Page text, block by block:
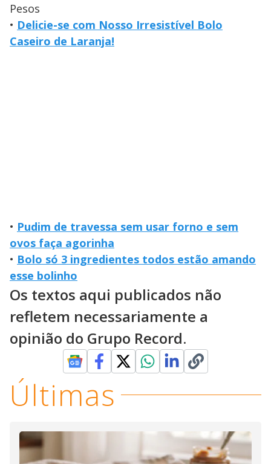
Pesos
• Delicie-se com Nosso Irresistível Bolo
Caseiro de Laranja!
• Pudim de travessa sem usar forno e sem
ovos faça agorinha
• Bolo só 3 ingredientes todos estão amando
esse bolinho
Os textos aqui publicados não
refletem necessariamente a
opinião do Grupo Record.
Últimas